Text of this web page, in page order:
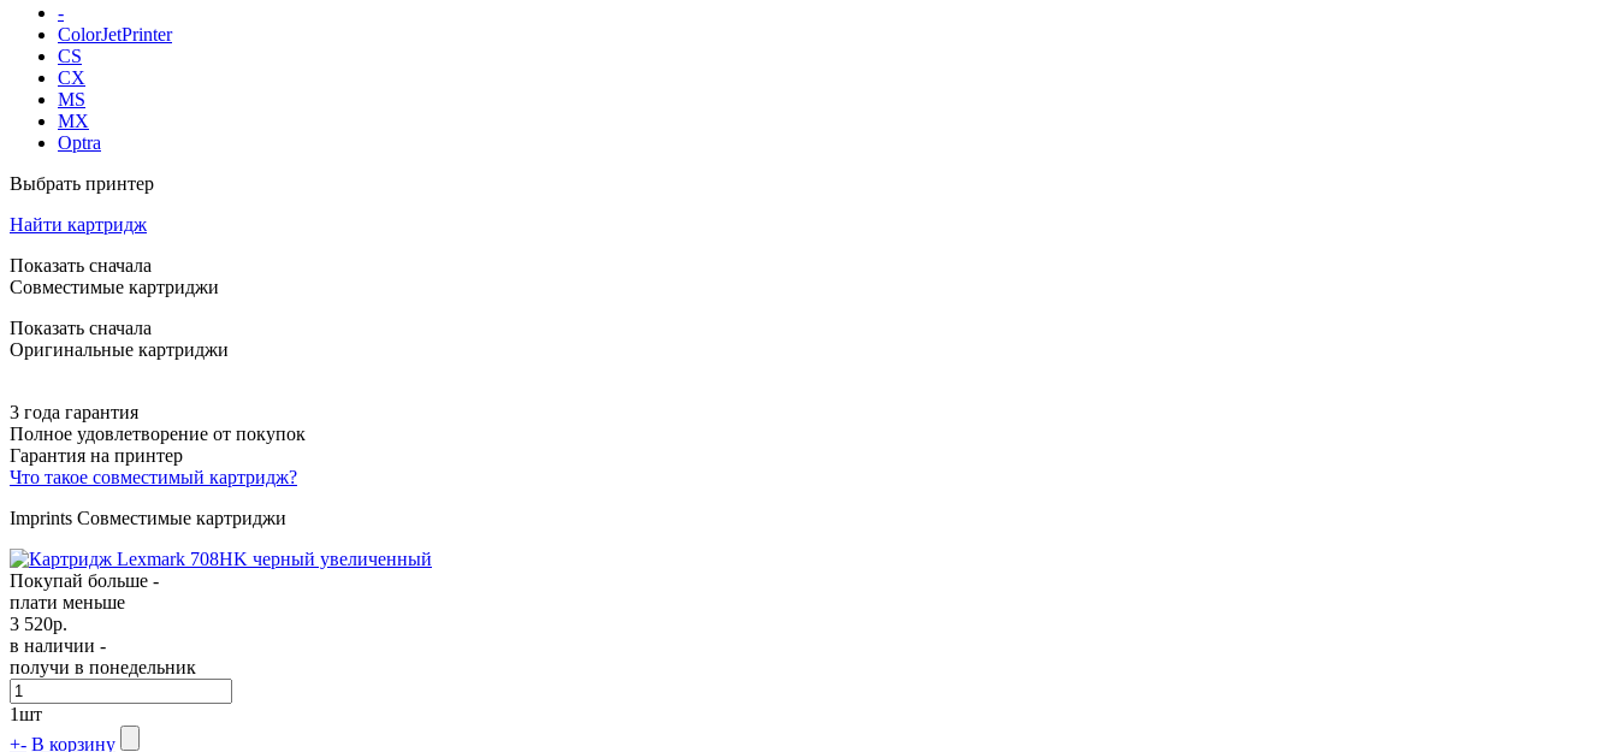
-
ColorJetPrinter
CS
CX
MS
MX
Optra
Выбрать принтер
Найти картридж
Показать сначала
Совместимые картриджи
Показать сначала
Оригинальные картриджи
3 года гарантия
Полное удовлетворение от покупок
Гарантия на принтер
Что такое совместимый картридж?
Imprints Совместимые картриджи
Покупай больше -
плати меньше
3 520р.
в наличии -
получи в понедельник
1шт
+- В корзину